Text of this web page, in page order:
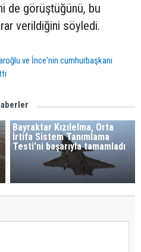
de görüştüğünü, bu
verildiğini söyledi.
ve İnce'nin cumhurbaşkanı
Bayraktar Kızılelma, Orta
İrtifa Sistem Tanımlama
Testi'ni başarıyla tamamladı